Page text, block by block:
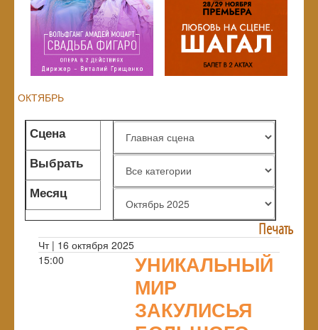
ОКТЯБРЬ
Сцена
Выбрать
жанр
Месяц
Печать
Чт | 16 октября 2025
15:00
УНИКАЛЬНЫЙ
МИР
ЗАКУЛИСЬЯ